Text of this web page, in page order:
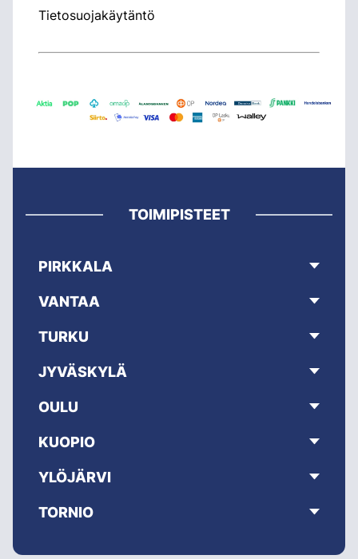
Tietosuojakäytäntö
TOIMIPISTEET
PIRKKALA
VANTAA
TURKU
JYVÄSKYLÄ
OULU
KUOPIO
YLÖJÄRVI
TORNIO